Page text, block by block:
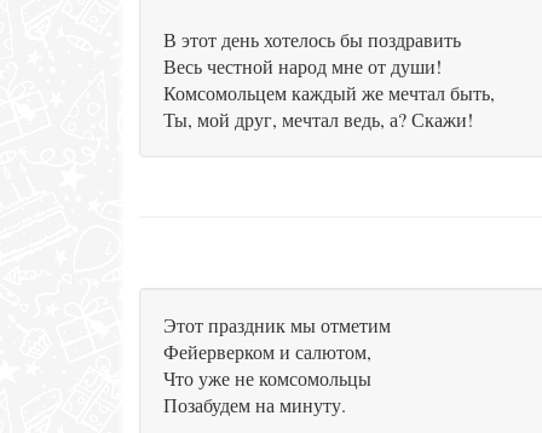
В этот день хотелось бы поздравить
Весь честной народ мне от души!
Комсомольцем каждый же мечтал быть,
Ты, мой друг, мечтал ведь, а? Скажи!
Этот праздник мы отметим
Фейерверком и салютом,
Что уже не комсомольцы
Позабудем на минуту.